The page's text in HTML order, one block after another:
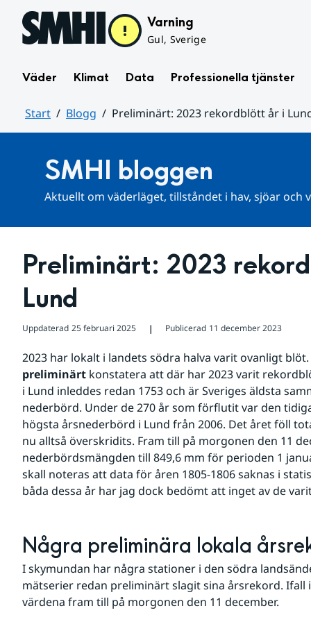
Hoppa till sidans innehåll Varning
Gul, Sverige
Väder Klimat Data Professionella tjänster
Start Blogg
Preliminärt: 2023 rekordblött år i
SMHI bloggen
Aktuellt om väderläget, tillståndet i hav, sjöar och
Preliminärt: 2023
Lund
Uppdaterad 25 februari 2025 ❘ Publicerad 11 december 2023
preliminärt konstatera att där har 2023 varit
i Lund inleddes redan 1753 och är Sveriges äldsta
nederbörd. Under de 270 år som förflutit var den
högsta årsnederbörd i Lund från 2006. Det året föll
nu alltså överskridits. Fram till på morgonen den 11
nederbördsmängden till 849,6 mm för perioden 1
skall noteras att data för åren 1805-1806 saknas i
båda dessa år har jag dock bedömt att inget av de
Några preliminära lokala
I skymundan har några stationer i den södra
mätserier redan preliminärt slagit sina årsrekord. Ifall
värdena fram till på morgonen den 11 december.